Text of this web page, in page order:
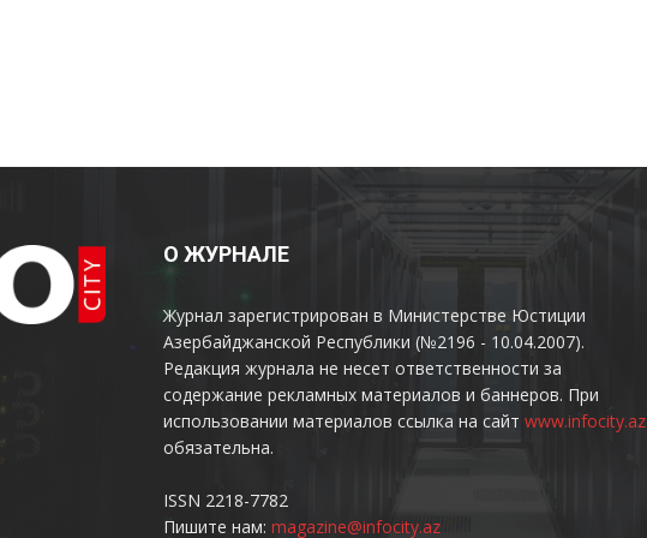
О ЖУРНАЛЕ
Журнал зарегистрирован в Министерстве Юстиции
Азербайджанской Республики (№2196 - 10.04.2007).
Редакция журнала не несет ответственности за
содержание рекламных материалов и баннеров. При
использовании материалов ссылка на сайт www.infocity.az
обязательна.
ISSN 2218-7782
Пишите нам: magazine@infocity.az